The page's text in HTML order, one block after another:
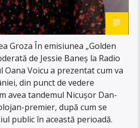
Groza În emisiunea „Golden
de Jessie Baneș la Radio
Oana Voicu a prezentat cum va
din punct de vedere
avea tandemul Nicușor Dan-
premier, după cum se
public în această perioadă.